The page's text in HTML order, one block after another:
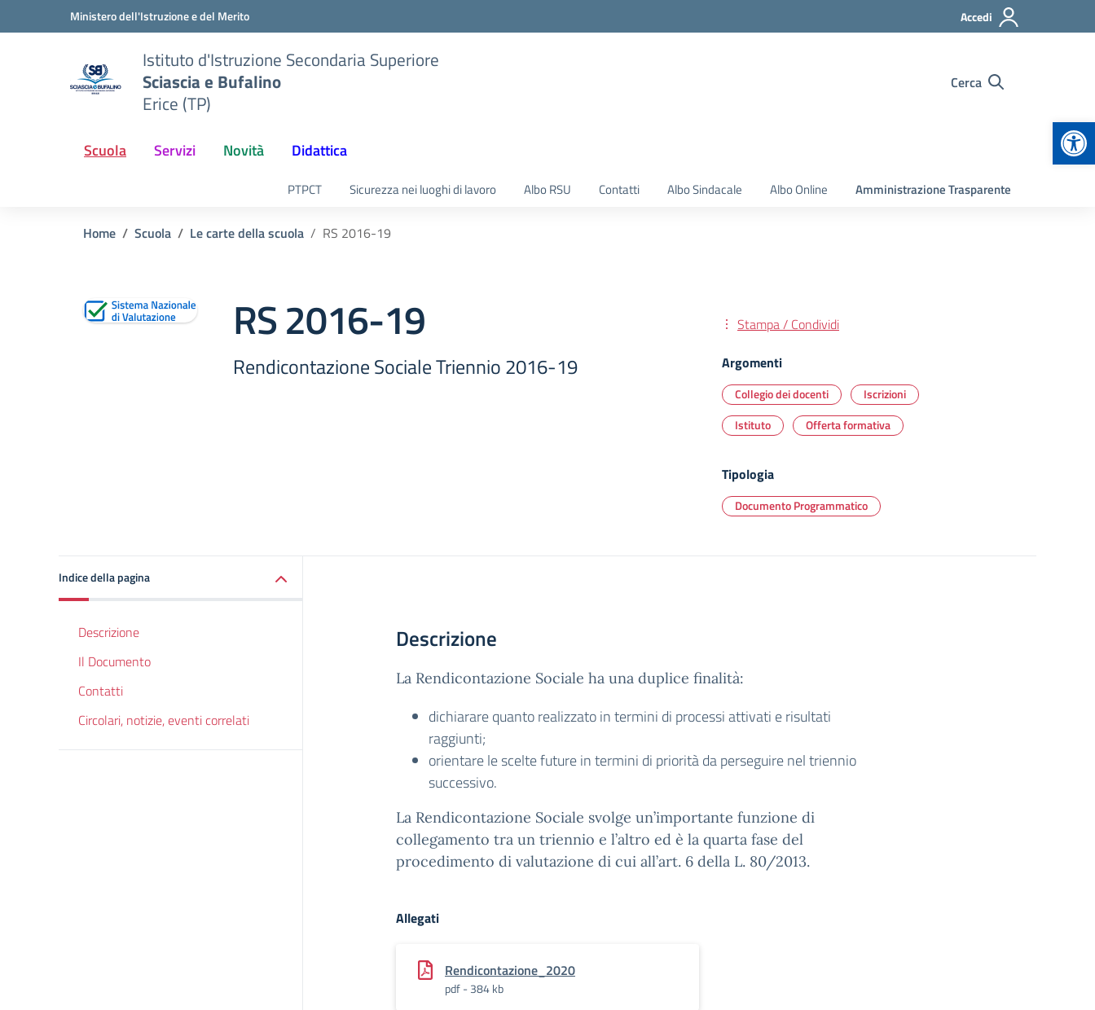
Vai ai contenuti
Vai al menu di navigazioneMinistero dell'Istruzione e del Merito Accedi
Istituto d'Istruzione Secondaria Superiore
Sciascia e Bufalino
Erice (TP)
Cerca
Scuola Servizi Novità Didattica
PTPCT Sicurezza nei luoghi di lavoro Albo RSU Contatti Albo Sindacale Albo Online Amministrazione Trasparente
Home Scuola Le carte della scuola RS 2016-19
RS 2016-19
Rendicontazione Sociale Triennio 2016-19
Stampa / Condividi
Argomenti
Collegio dei docenti
Iscrizioni
Istituto
Offerta formativa
Tipologia
Documento Programmatico
Indice della pagina
Descrizione
Il Documento
Contatti
Circolari, notizie, eventi correlati
Descrizione
La Rendicontazione Sociale ha una duplice finalità:
dichiarare quanto realizzato in termini di processi attivati e risultati
raggiunti;
orientare le scelte future in termini di priorità da perseguire nel triennio
successivo.
La Rendicontazione Sociale svolge un’importante funzione di
collegamento tra un triennio e l’altro ed è la quarta fase del
procedimento di valutazione di cui all’art. 6 della L. 80/2013.
Allegati
Rendicontazione_2020
pdf - 384 kb